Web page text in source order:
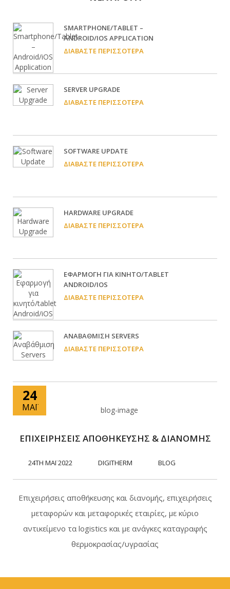
SMARTPHONE/TABLET –
ANDROID/IOS APPLICATION
ΔΙΑΒΆΣΤΕ ΠΕΡΙΣΣΌΤΕΡΑ
SERVER UPGRADE
ΔΙΑΒΆΣΤΕ ΠΕΡΙΣΣΌΤΕΡΑ
SOFTWARE UPDATE
ΔΙΑΒΆΣΤΕ ΠΕΡΙΣΣΌΤΕΡΑ
HARDWARE UPGRADE
ΔΙΑΒΆΣΤΕ ΠΕΡΙΣΣΌΤΕΡΑ
EΦΑΡΜΟΓΉ ΓΙΑ ΚΙΝΗΤΌ/TABLET
ANDROID/IOS
ΔΙΑΒΆΣΤΕ ΠΕΡΙΣΣΌΤΕΡΑ
ΑΝΑΒΆΘΜΙΣΗ SERVERS
ΔΙΑΒΆΣΤΕ ΠΕΡΙΣΣΌΤΕΡΑ
24
ΜΆΙ
ΕΠΙΧΕΙΡΗΣΕΙΣ ΑΠΟΘΗΚΕΥΣΗΣ & ΔΙΑΝΟΜΗΣ
24TH ΜΆΙ 2022 DIGITHERM BLOG
Επιχειρήσεις αποθήκευσης και διανομής, επιχειρήσεις
μεταφορών και μεταφορικές εταιρίες, με κύριο
αντικείμενο τα logistics και με ανάγκες καταγραφής
θερμοκρασίας/υγρασίας